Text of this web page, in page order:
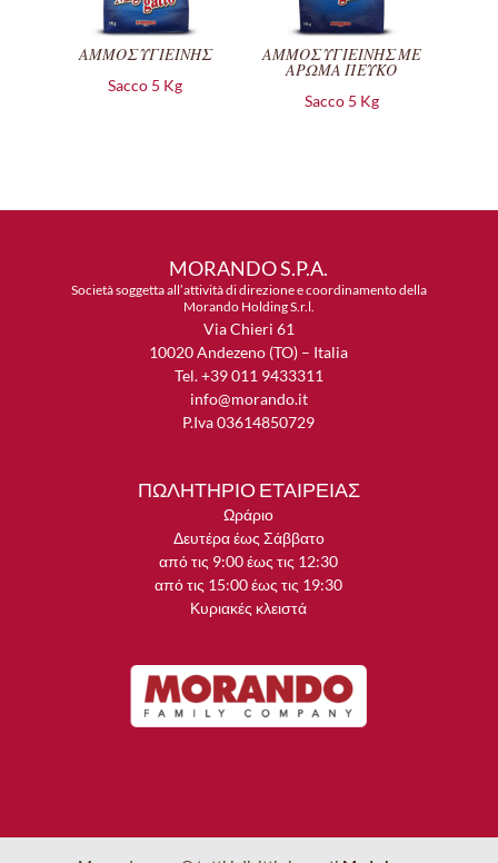
ΑΜΜΟΣ ΥΓΙΕΙΝΗΣ
Sacco 5 Kg
ΑΜΜΟΣ ΥΓΙΕΙΝΗΣ ΜΕ
ΑΡΩΜΑ ΠΕΥΚΟ
Sacco 5 Kg
MORANDO S.P.A.
Società soggetta all’attività di direzione e coordinamento della
Morando Holding S.r.l.
Via Chieri 61
10020 Andezeno (TO) – Italia
Tel. +39 011 9433311
info@morando.it
P.Iva 03614850729
ΠΩΛΗΤΗΡΙΟ ΕΤΑΙΡΕΙΑΣ
Ωράριο
Δευτέρα έως Σάββατο
από τις 9:00 έως τις 12:30
από τις 15:00 έως τις 19:30
Κυριακές κλειστά